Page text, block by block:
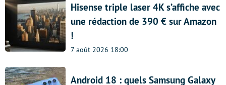
Hisense triple laser 4K s’affiche avec
une rédaction de 390 € sur Amazon
!
7 août 2026 18:00
Android 18 : quels Samsung Galaxy